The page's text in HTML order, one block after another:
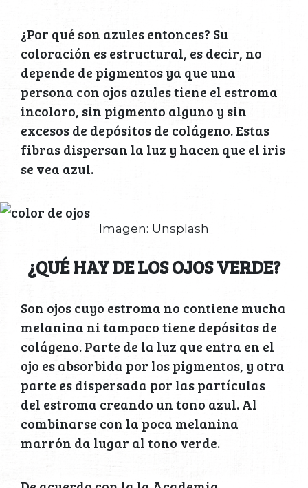
¿Por qué son azules entonces? Su
coloración es estructural, es decir, no
depende de pigmentos ya que una
persona con ojos azules tiene el estroma
incoloro, sin pigmento alguno y sin
excesos de depósitos de colágeno. Estas
fibras dispersan la luz y hacen que el iris
se vea azul.
Imagen: Unsplash
¿QUÉ HAY DE LOS OJOS VERDE?
Son ojos cuyo estroma no contiene mucha
melanina ni tampoco tiene depósitos de
colágeno. Parte de la luz que entra en el
ojo es absorbida por los pigmentos, y otra
parte es dispersada por las partículas
del estroma creando un tono azul. Al
combinarse con la poca melanina
marrón da lugar al tono verde.